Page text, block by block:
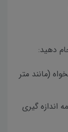
دهید:
(مانند متر
گیری